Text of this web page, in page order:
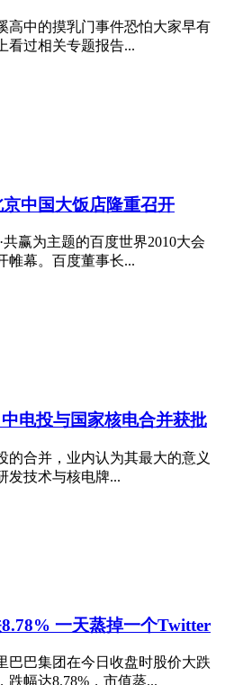
高中的摸乳门事件恐怕大家早有
看过相关专题报告...
中国大饭店隆重召开
共赢为主题的百度世界2010大会
帷幕。百度董事长...
电投与国家核电合并获批
的合并，业内认为其最大的意义
发技术与核电牌...
一天蒸掉一个Twitter
巴巴集团在今日收盘时股价大跌
跌幅达8.78%，市值蒸...